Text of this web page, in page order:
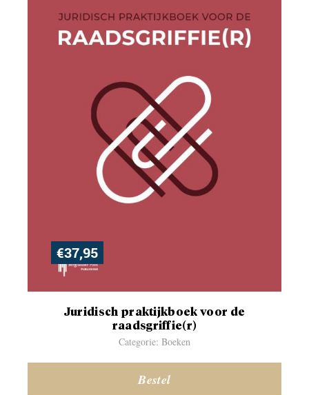
€37,95
Juridisch praktijkboek voor de
raadsgriffie(r)
Categorie: Boeken
Bestel